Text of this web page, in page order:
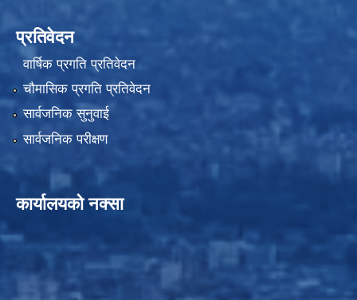
प्रतिवेदन
वार्षिक प्रगति प्रतिवेदन
चौमासिक प्रगति प्रतिवेदन
सार्वजनिक सुनुवाई
सार्वजनिक परीक्षण
कार्यालयको नक्सा